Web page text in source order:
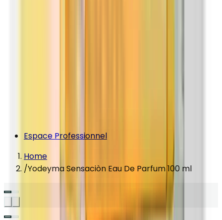
Espace Professionnel
Home
/Yodeyma Sensaciòn Eau De Parfum 100 ml